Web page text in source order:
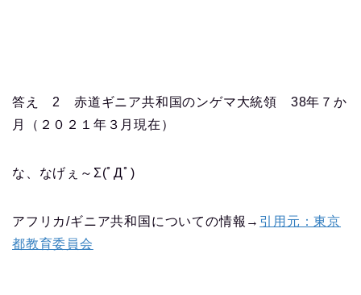
答え 2 赤道ギニア共和国のンゲマ大統領 38年７か
月（２０２１年３月現在）
な、なげぇ～Σ(ﾟДﾟ)
アフリカ/ギニア共和国についての情報→ 引用元：東京
都教育委員会